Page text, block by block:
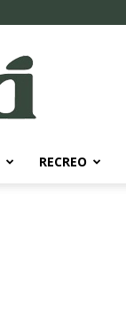
RECREO